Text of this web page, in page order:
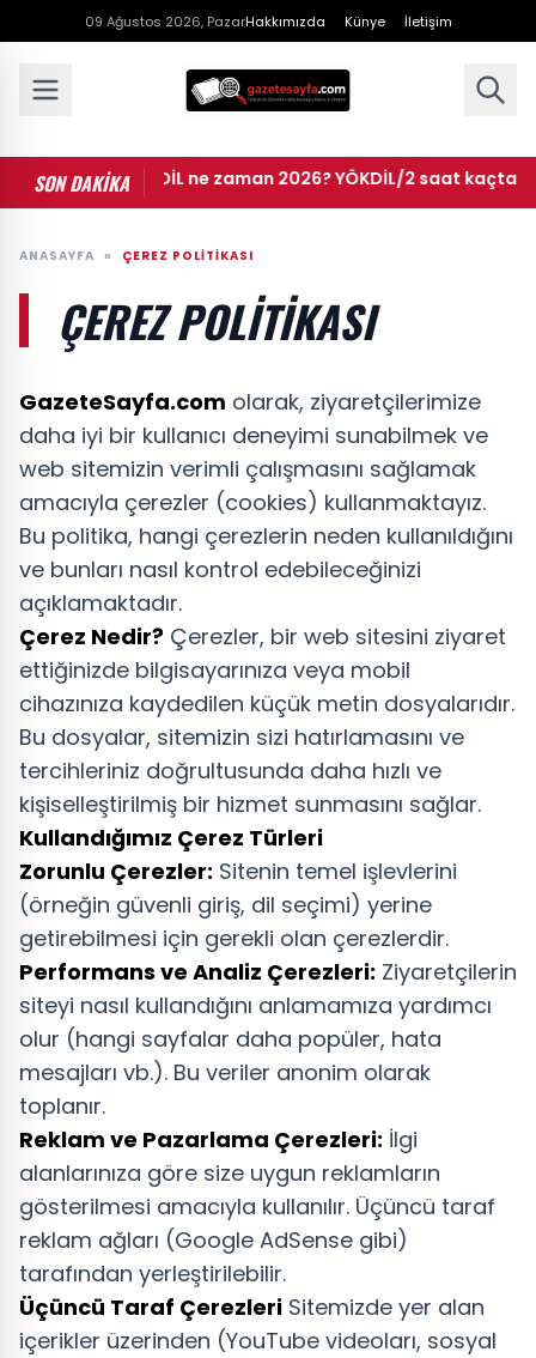
09 Ağustos 2026, PazarHakkımızda Künye İletişim
SON DAKİKA• YÖKDİL ne zaman 2026? YÖKDİL/2 saat kaçta
ANASAYFA » ÇEREZ POLITIKASI
ÇEREZ POLITIKASI
GazeteSayfa.com olarak, ziyaretçilerimize
daha iyi bir kullanıcı deneyimi sunabilmek ve
web sitemizin verimli çalışmasını sağlamak
amacıyla çerezler (cookies) kullanmaktayız.
Bu politika, hangi çerezlerin neden kullanıldığını
ve bunları nasıl kontrol edebileceğinizi
açıklamaktadır.
Çerez Nedir? Çerezler, bir web sitesini ziyaret
ettiğinizde bilgisayarınıza veya mobil
cihazınıza kaydedilen küçük metin dosyalarıdır.
Bu dosyalar, sitemizin sizi hatırlamasını ve
tercihleriniz doğrultusunda daha hızlı ve
kişiselleştirilmiş bir hizmet sunmasını sağlar.
Kullandığımız Çerez Türleri
Zorunlu Çerezler: Sitenin temel işlevlerini
(örneğin güvenli giriş, dil seçimi) yerine
getirebilmesi için gerekli olan çerezlerdir.
Performans ve Analiz Çerezleri: Ziyaretçilerin
siteyi nasıl kullandığını anlamamıza yardımcı
olur (hangi sayfalar daha popüler, hata
mesajları vb.). Bu veriler anonim olarak
toplanır.
Reklam ve Pazarlama Çerezleri: İlgi
alanlarınıza göre size uygun reklamların
gösterilmesi amacıyla kullanılır. Üçüncü taraf
reklam ağları (Google AdSense gibi)
tarafından yerleştirilebilir.
Üçüncü Taraf Çerezleri Sitemizde yer alan
içerikler üzerinden (YouTube videoları, sosyal